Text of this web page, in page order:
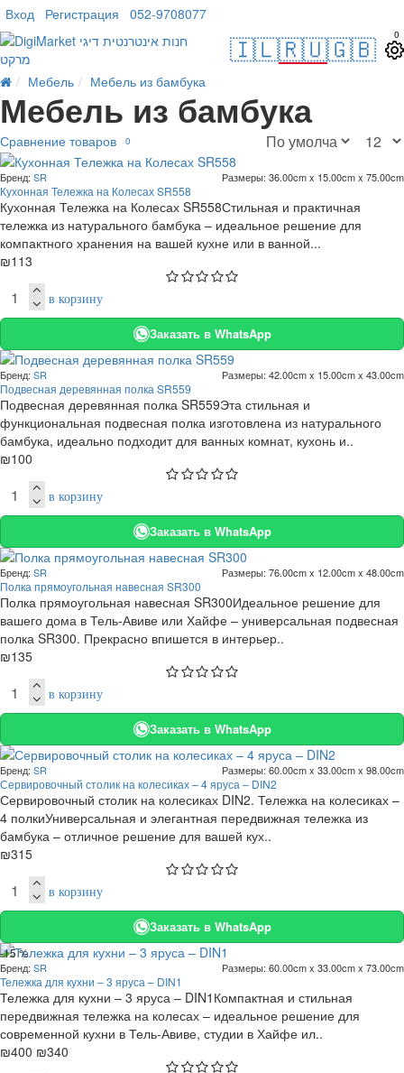
Вход Регистрация 052-9708077
🇮🇱🇷🇺🇬🇧 0
Мебель Мебель из бамбука
Мебель из бамбука
Сравнение товаров 0
Бренд: SR Размеры: 36.00cm x 15.00cm x 75.00cm
Кухонная Тележка на Колесах SR558
Кухонная Тележка на Колесах SR558Стильная и практичная
тележка из натурального бамбука – идеальное решение для
компактного хранения на вашей кухне или в ванной...
₪113
в корзину
Заказать в WhatsApp
Бренд: SR Размеры: 42.00cm x 15.00cm x 43.00cm
Подвесная деревянная полка SR559
Подвесная деревянная полка SR559Эта стильная и
функциональная подвесная полка изготовлена из натурального
бамбука, идеально подходит для ванных комнат, кухонь и..
₪100
в корзину
Заказать в WhatsApp
Бренд: SR Размеры: 76.00cm x 12.00cm x 48.00cm
Полка прямоугольная навесная SR300
Полка прямоугольная навесная SR300Идеальное решение для
вашего дома в Тель-Авиве или Хайфе – универсальная подвесная
полка SR300. Прекрасно впишется в интерьер..
₪135
в корзину
Заказать в WhatsApp
Бренд: SR Размеры: 60.00cm x 33.00cm x 98.00cm
Сервировочный столик на колесиках – 4 яруса – DIN2
Сервировочный столик на колесиках DIN2. Тележка на колесиках –
4 полкиУниверсальная и элегантная передвижная тележка из
бамбука – отличное решение для вашей кух..
₪315
в корзину
Заказать в WhatsApp
-15 %
Бренд: SR Размеры: 60.00cm x 33.00cm x 73.00cm
Тележка для кухни – 3 яруса – DIN1
Тележка для кухни – 3 яруса – DIN1Компактная и стильная
передвижная тележка на колесах – идеальное решение для
современной кухни в Тель-Авиве, студии в Хайфе ил..
₪400 ₪340